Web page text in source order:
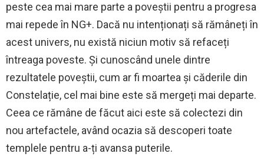
peste cea mai mare parte a poveștii pentru a progresa
mai repede în NG+. Dacă nu intenționați să rămâneți în
acest univers, nu există niciun motiv să refaceți
întreaga poveste. Și cunoscând unele dintre
rezultatele poveștii, cum ar fi moartea și căderile din
Constelație, cel mai bine este să mergeți mai departe.
Ceea ce rămâne de făcut aici este să colectezi din
nou artefactele, având ocazia să descoperi toate
templele pentru a-ți avansa puterile.